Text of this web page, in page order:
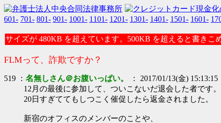
601- 701- 801- 901- 1001- 1101- 1201- 1301- 1401- 1501- 1601-
サイズが 480KB を超えています。500KB を超えると書きこ
FLMって、詐欺ですか？
519 ： 名無しさん＠お腹いっぱい。
： 2017/01/13(金) 15:13:15
12月の最後に参加して、ついこないだ退会した者です。
20日すぎててもしつこく催促したら返金されました。
新宿のオフィスのメンバーのことや、